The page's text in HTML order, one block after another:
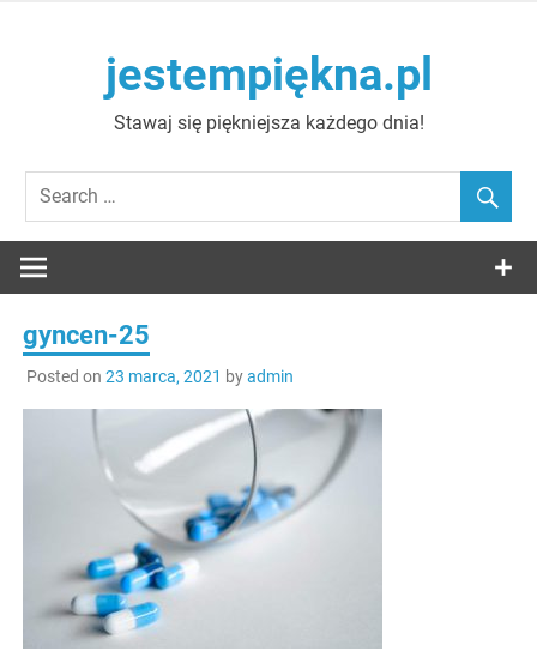
jestempiękna.pl
Stawaj się piękniejsza każdego dnia!
gyncen-25
Posted on 23 marca, 2021 byadmin